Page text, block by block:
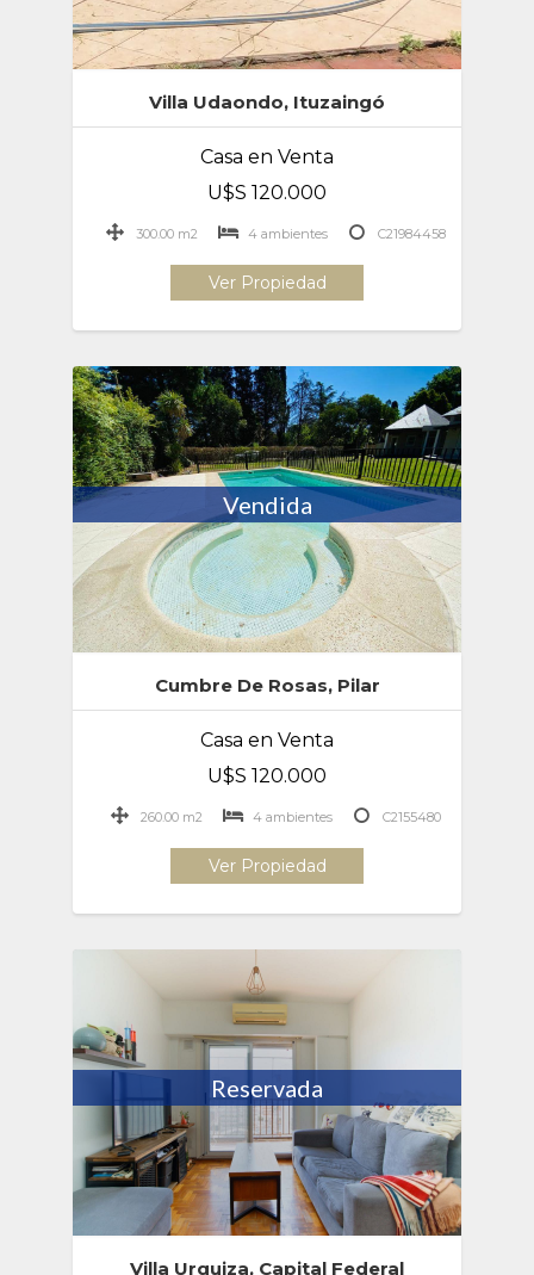
Villa Udaondo, Ituzaingó
Casa en Venta
U$S 120.000
300.00 m2 4 ambientes C21984458
Ver Propiedad
Vendida
Cumbre De Rosas, Pilar
Casa en Venta
U$S 120.000
260.00 m2 4 ambientes C2155480
Ver Propiedad
Reservada
Villa Urquiza, Capital Federal